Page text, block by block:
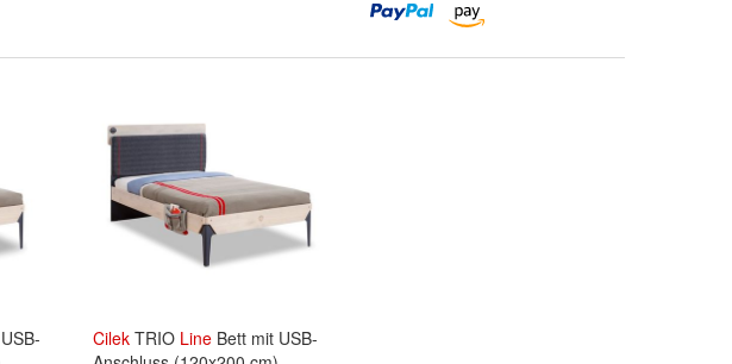
Cilek TRIO Line Bett mit USB-